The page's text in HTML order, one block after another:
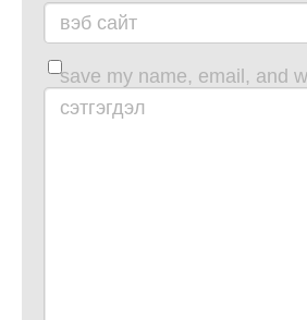
вэб сайт
save my name, email, and
browser for the next time i
сэтгэгдэл